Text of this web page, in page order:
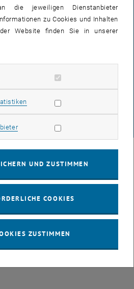
Wien
(PDF)
die jeweiligen Dienstanbieter
zu Cookies und Inhalten
Website finden Sie in unserer
Erforderliche Cookies zulassen
Statistik Cookies zulassen
Marketing Cookies zulassen
UND ZUSTIMMEN
COOKIES
ZUSTIMMEN